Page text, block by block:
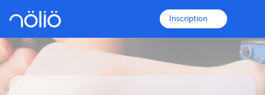
Inscription